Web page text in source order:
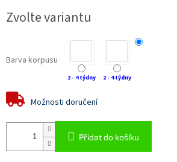
cena:
Zvolte variantu
Barva korpusu
2 - 4 týdny 2 - 4 týdny
Možnosti doručení
Přidat do košíku